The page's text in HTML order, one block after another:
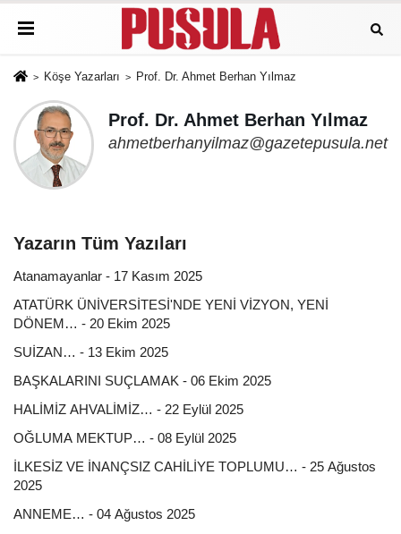
Köşe Yazarları Prof. Dr. Ahmet Berhan Yılmaz
Prof. Dr. Ahmet Berhan Yılmaz
ahmetberhanyilmaz@gazetepusula.net
Yazarın Tüm Yazıları
Atanamayanlar - 17 Kasım 2025
ATATÜRK ÜNİVERSİTESİ'NDE YENİ VİZYON, YENİ
DÖNEM… - 20 Ekim 2025
SUİZAN… - 13 Ekim 2025
BAŞKALARINI SUÇLAMAK - 06 Ekim 2025
HALİMİZ AHVALİMİZ… - 22 Eylül 2025
OĞLUMA MEKTUP… - 08 Eylül 2025
İLKESİZ VE İNANÇSIZ CAHİLİYE TOPLUMU… - 25 Ağustos
2025
ANNEME… - 04 Ağustos 2025